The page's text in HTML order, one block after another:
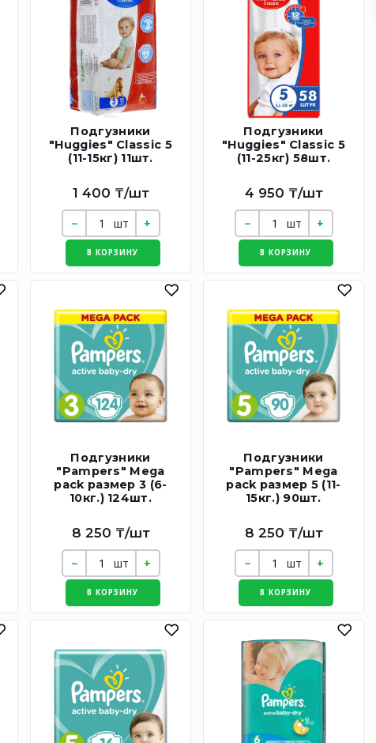
Подгузники
"Huggies" Classic 5
(11-15кг) 11шт.
1 400 ₸/шт
шт
В КОРЗИНУ
Подгузники
"Huggies" Classic 5
(11-25кг) 58шт.
4 950 ₸/шт
шт
В КОРЗИНУ
Подгузники
"Pampers" Mega
pack размер 3 (6-
10кг.) 124шт.
8 250 ₸/шт
шт
В КОРЗИНУ
Подгузники
"Pampers" Mega
pack размер 5 (11-
15кг.) 90шт.
8 250 ₸/шт
шт
В КОРЗИНУ